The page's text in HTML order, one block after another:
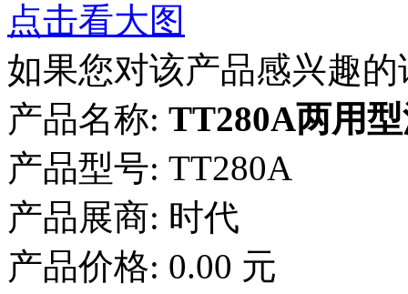
点击看大图
如果您对该产品感兴趣的
产品名称: TT280A两用
产品型号: TT280A
产品展商: 时代
产品价格: 0.00 元